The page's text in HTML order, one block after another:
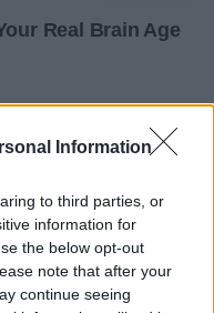
Information
to third parties, or
information for
the below opt-out
note that after your
continue seeing